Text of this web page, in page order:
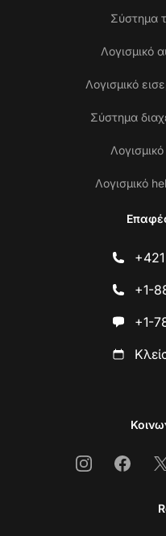
Σύστημα
Λογισμικό
Λογισμικό
Σύστημα
Λογισμικό
+1-
+1-
Instagram X